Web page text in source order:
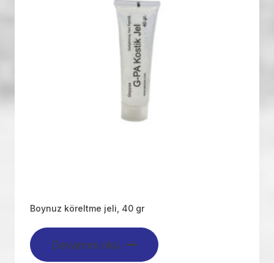
Boynuz köreltme jeli, 40 gr
Devamını oku